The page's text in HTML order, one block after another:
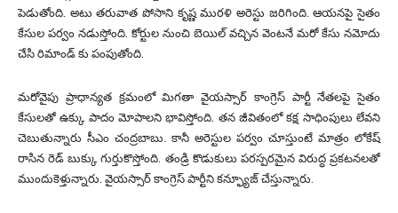
పెడుతోంది. అటు తరువాత పోసాని కృష్ణ మురళి అరెస్టు జరిగింది. ఆయనపై సైతం
కేసుల పర్వం నడుస్తోంది. కోర్టుల నుంచి బెయిల్ వచ్చిన వెంటనే మరో కేసు నమోదు
చేసి రిమాండ్ కు పంపుతోంది.
మరోవైపు ప్రాధాన్యత క్రమంలో మిగతా వైయస్సార్ కాంగ్రెస్ పార్టీ నేతలపై సైతం
కేసులతో ఉక్కు పాదం మోపాలని భావిస్తోంది. తన జీవితంలో కక్ష సాధింపులు లేవని
చెబుతున్నారు సీఎం చంద్రబాబు. కానీ అరెస్టుల పర్వం చూస్తుంటే మాత్రం లోకేష్
రాసిన రెడ్ బుక్కు గుర్తుకొస్తోంది. తండ్రి కొడుకులు పరస్పరమైన విరుద్ధ ప్రకటనలతో
ముందుకెళ్తున్నారు. వైయస్సార్ కాంగ్రెస్ పార్టీని కన్ఫ్యూజ్ చేస్తున్నారు.